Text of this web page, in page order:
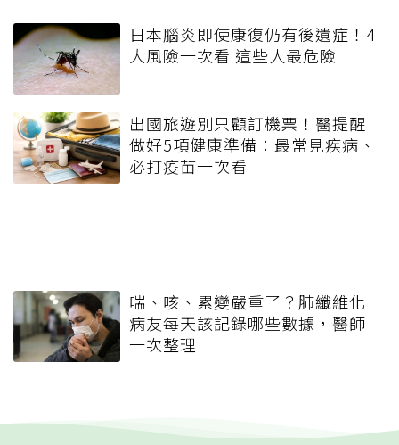
日本腦炎即使康復仍有後遺症！4
大風險一次看 這些人最危險
出國旅遊別只顧訂機票！醫提醒
做好5項健康準備：最常見疾病、
必打疫苗一次看
喘、咳、累變嚴重了？肺纖維化
病友每天該記錄哪些數據，醫師
一次整理